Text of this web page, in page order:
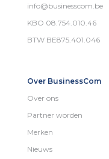
info@businesscom.be
KBO 08.754.010.46
BTW BE875.401.046
Over BusinessCom
Over ons
Partner worden
Merken
Nieuws